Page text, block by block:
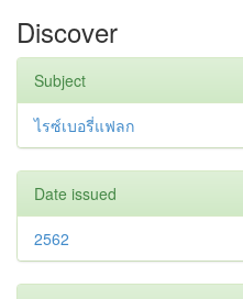
Discover
Subject
ไรซ์เบอรี่แฟลก
Date issued
2562